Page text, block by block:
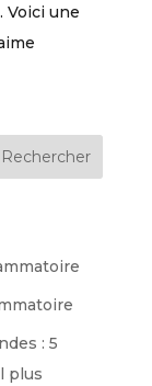
Voici une
Rechercher
: 5
plus